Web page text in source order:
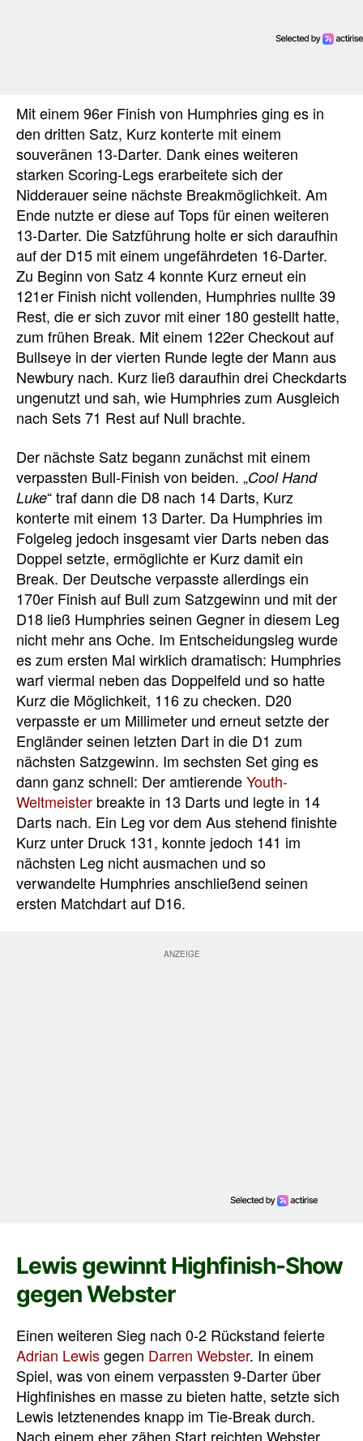
Mit einem 96er Finish von Humphries ging es in
den dritten Satz, Kurz konterte mit einem
souveränen 13-Darter. Dank eines weiteren
starken Scoring-Legs erarbeitete sich der
Nidderauer seine nächste Breakmöglichkeit. Am
Ende nutzte er diese auf Tops für einen weiteren
13-Darter. Die Satzführung holte er sich daraufhin
auf der D15 mit einem ungefährdeten 16-Darter.
Zu Beginn von Satz 4 konnte Kurz erneut ein
121er Finish nicht vollenden, Humphries nullte 39
Rest, die er sich zuvor mit einer 180 gestellt hatte,
zum frühen Break. Mit einem 122er Checkout auf
Bullseye in der vierten Runde legte der Mann aus
Newbury nach. Kurz ließ daraufhin drei Checkdarts
ungenutzt und sah, wie Humphries zum Ausgleich
nach Sets 71 Rest auf Null brachte.
Der nächste Satz begann zunächst mit einem
verpassten Bull-Finish von beiden. „Cool Hand
Luke“ traf dann die D8 nach 14 Darts, Kurz
konterte mit einem 13 Darter. Da Humphries im
Folgeleg jedoch insgesamt vier Darts neben das
Doppel setzte, ermöglichte er Kurz damit ein
Break. Der Deutsche verpasste allerdings ein
170er Finish auf Bull zum Satzgewinn und mit der
D18 ließ Humphries seinen Gegner in diesem Leg
nicht mehr ans Oche. Im Entscheidungsleg wurde
es zum ersten Mal wirklich dramatisch: Humphries
warf viermal neben das Doppelfeld und so hatte
Kurz die Möglichkeit, 116 zu checken. D20
verpasste er um Millimeter und erneut setzte der
Engländer seinen letzten Dart in die D1 zum
nächsten Satzgewinn. Im sechsten Set ging es
dann ganz schnell: Der amtierendeYouth-
Weltmeister breakte in 13 Darts und legte in 14
Darts nach. Ein Leg vor dem Aus stehend finishte
Kurz unter Druck 131, konnte jedoch 141 im
nächsten Leg nicht ausmachen und so
verwandelte Humphries anschließend seinen
ersten Matchdart auf D16.
Lewis gewinnt Highfinish-Show
gegen Webster
Einen weiteren Sieg nach 0-2 Rückstand feierte
Adrian Lewisgegen Darren Webster. In einem
Spiel, was von einem verpassten 9-Darter über
Highfinishes en masse zu bieten hatte, setzte sich
Lewis letztenendes knapp im Tie-Break durch.
Nach einem eher zähen Start reichten Webster